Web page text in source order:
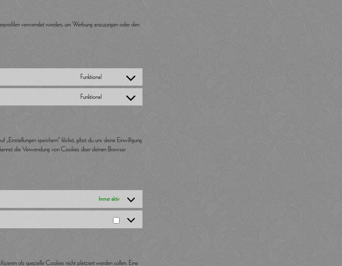
verwendet werden, um Werbung anzuzeigen oder den
Funktional Consent to service wordpress
Funktional Consent to service complianz
speichern“ klickst, gibst du uns deine Einwilligung
die Verwendung von Cookies über deinen Browser
Immer aktiv
Marketing
ob spezielle Cookies nicht platziert werden sollen. Eine